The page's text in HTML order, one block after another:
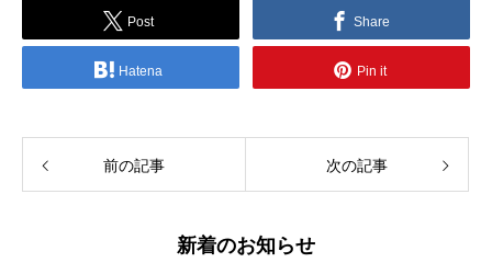
Post Share
Hatena Pin it
前の記事 次の記事
新着のお知らせ